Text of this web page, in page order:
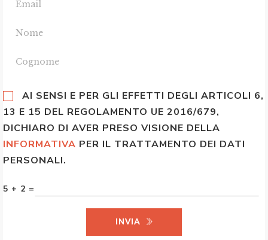
AI SENSI E PER GLI EFFETTI DEGLI ARTICOLI 6,
13 E 15 DEL REGOLAMENTO UE 2016/679,
DICHIARO DI AVER PRESO VISIONE DELLA
INFORMATIVA PER IL TRATTAMENTO DEI DATI
PERSONALI.
5 + 2 =
INVIA